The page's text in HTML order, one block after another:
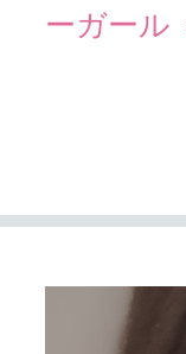
ーガール